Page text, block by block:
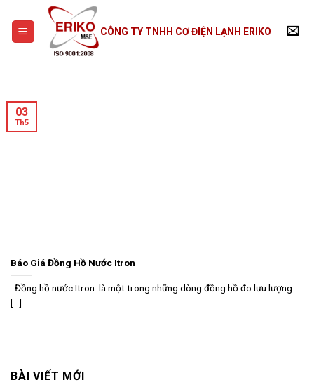
content
CÔNG TY TNHH CƠ ĐIỆN LẠNH ERIKO
Báo Giá Đồng Hồ Nước Itron
Đồng hồ nước Itron là một trong những dòng đồng hồ đo lưu lượng
[...]
03
Th5
BÀI VIẾT MỚI